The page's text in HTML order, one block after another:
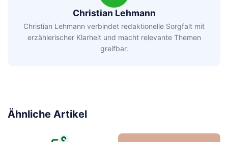
Christian Lehmann
Christian Lehmann verbindet redaktionelle Sorgfalt mit
erzählerischer Klarheit und macht relevante Themen
greifbar.
Ähnliche Artikel